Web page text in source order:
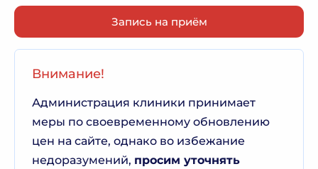
Запись на приём
Внимание!
Администрация клиники принимает
меры по своевременному обновлению
цен на сайте, однако во избежание
недоразумений, просим уточнять